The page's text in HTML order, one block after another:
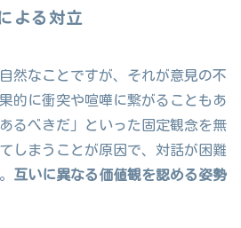
よる対立
然なことですが、それが意見の不
的に衝突や喧嘩に繋がることもあ
るべきだ」といった固定観念を無
しまうことが原因で、対話が困難
互いに異なる価値観を認める姿勢